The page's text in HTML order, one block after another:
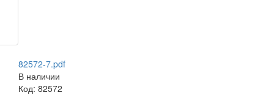
82572-7.pdf
В наличии
Код: 82572